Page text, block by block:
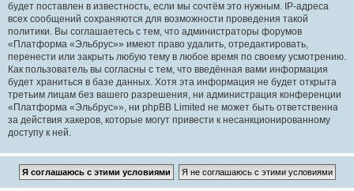
будет поставлен в известность, если мы сочтём это нужным. IP-адреса
всех сообщений сохраняются для возможности проведения такой
политики. Вы соглашаетесь с тем, что администраторы форумов
«Платформа «Эльбрус»» имеют право удалить, отредактировать,
перенести или закрыть любую тему в любое время по своему усмотрению.
Как пользователь вы согласны с тем, что введённая вами информация
будет храниться в базе данных. Хотя эта информация не будет открыта
третьим лицам без вашего разрешения, ни администрация конференции
«Платформа «Эльбрус»», ни phpBB Limited не может быть ответственна
за действия хакеров, которые могут привести к несанкционированному
доступу к ней.